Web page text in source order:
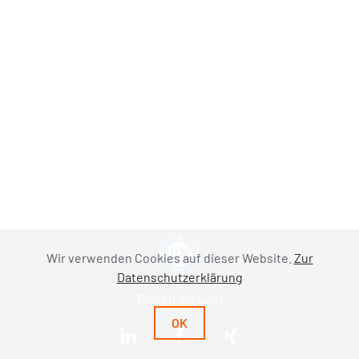
Wir verwenden Cookies auf dieser Website. Zur
Datenschutzerklärung
OK